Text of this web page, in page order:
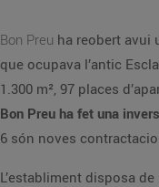
Bon Preu ha reobert avui
que ocupava l’antic
1.300 m², 97 places
Bon Preu ha fet una
6 són noves
L’establiment disposa